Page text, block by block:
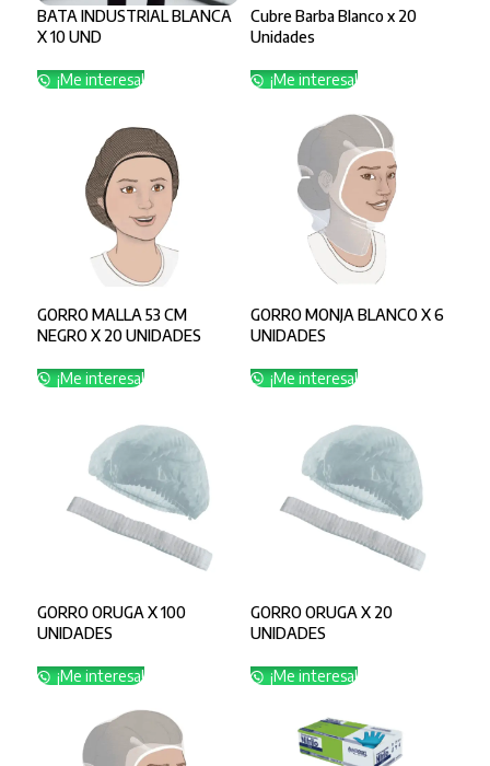
BATA INDUSTRIAL BLANCA
X 10 UND
¡Me interesa!
Cubre Barba Blanco x 20
Unidades
¡Me interesa!
GORRO MALLA 53 CM
NEGRO X 20 UNIDADES
¡Me interesa!
GORRO MONJA BLANCO X 6
UNIDADES
¡Me interesa!
GORRO ORUGA X 100
UNIDADES
¡Me interesa!
GORRO ORUGA X 20
UNIDADES
¡Me interesa!